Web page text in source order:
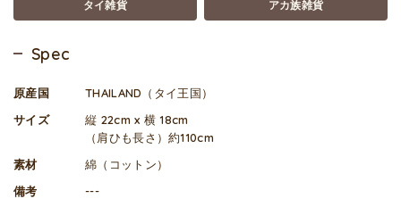
タイ雑貨 アカ族雑貨
Spec
原産国
THAILAND（タイ王国）
サイズ
縦 22cm x 横 18cm
（肩ひも長さ）約110cm
素材
綿（コットン）
備考
---